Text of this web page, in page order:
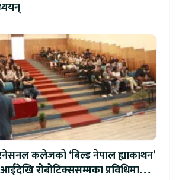
कलेजको ‘बिल्ड नेपाल ह्याकाथन’
रोबोटिक्ससम्मका प्रविधिमा